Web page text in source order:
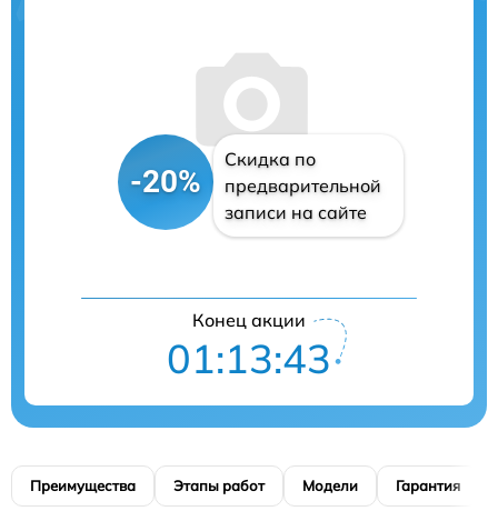
-20%
Скидка по
предварительной
записи на сайте
Конец акции
01:13:42
Преимущества Этапы работ Модели Гарантия